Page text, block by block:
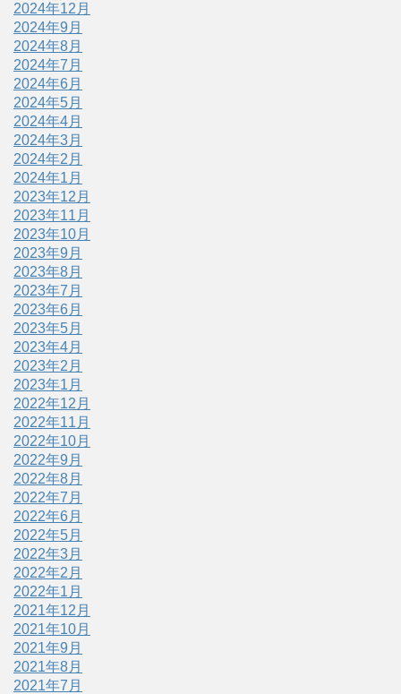
2024年12月
2024年9月
2024年8月
2024年7月
2024年6月
2024年5月
2024年4月
2024年3月
2024年2月
2024年1月
2023年12月
2023年11月
2023年10月
2023年9月
2023年8月
2023年7月
2023年6月
2023年5月
2023年4月
2023年2月
2023年1月
2022年12月
2022年11月
2022年10月
2022年9月
2022年8月
2022年7月
2022年6月
2022年5月
2022年3月
2022年2月
2022年1月
2021年12月
2021年10月
2021年9月
2021年8月
2021年7月